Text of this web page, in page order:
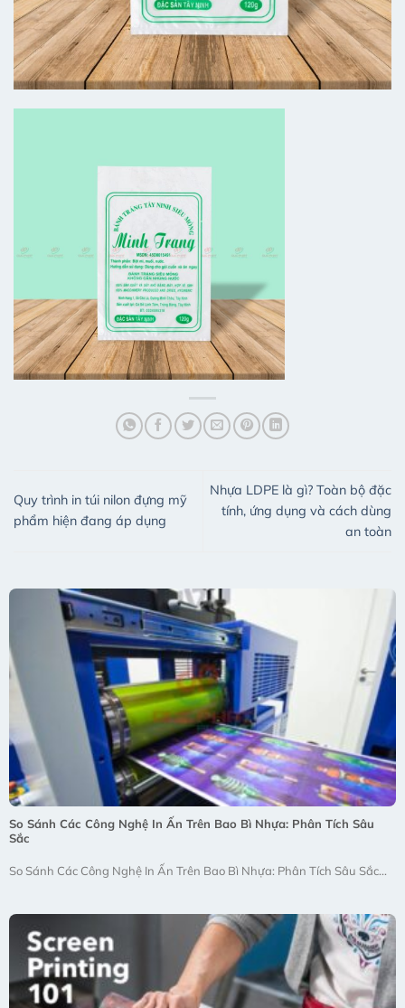
Quy trình in túi nilon đựng mỹ
phẩm hiện đang áp dụng
Nhựa LDPE là gì? Toàn bộ đặc
tính, ứng dụng và cách dùng
an toàn
So Sánh Các Công Nghệ In Ấn Trên Bao Bì Nhựa: Phân Tích Sâu
Sắc
So Sánh Các Công Nghệ In Ấn Trên Bao Bì Nhựa: Phân Tích Sâu Sắc...